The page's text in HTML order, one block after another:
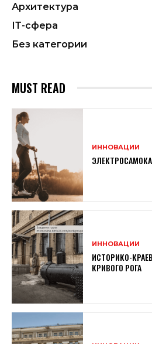
Архитектура
ІТ-сфера
Без категории
MUST READ
ИННОВАЦИИ
ИННОВАЦИИ
ИСТОРИКО-
КРИВОГО РОГА